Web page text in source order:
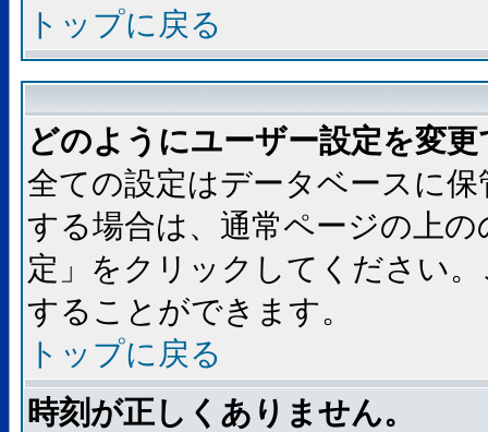
トップに戻る
どのようにユーザー設定を変
全ての設定はデータベースに
する場合は、通常ページの上
定」をクリックしてください
することができます。
トップに戻る
時刻が正しくありません。